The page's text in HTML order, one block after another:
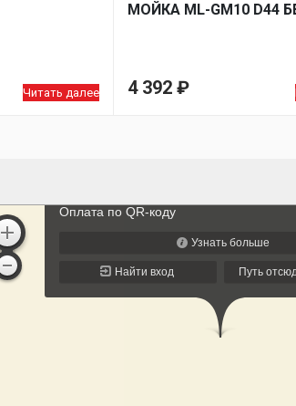
Читать далее
МОЙКA ML-GM10 D44
4 392 ₽